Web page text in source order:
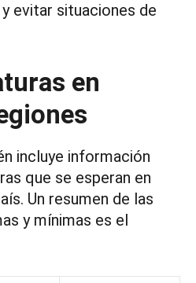
evitar situaciones de
en
incluye información
que se esperan en
Un resumen de las
y mínimas es el